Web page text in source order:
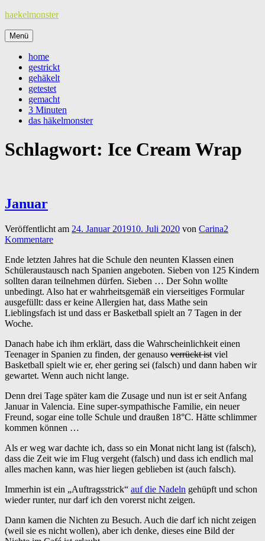
Zum
springen
haekelmonster
Menü
home
gestrickt
gehäkelt
getestet
gemacht
3 Minuten
das häkelmonster
Schlagwort: Ice Cream Wrap
Januar
Veröffentlicht am 24. Januar 201910. Juli 2020 von Carina2
Kommentare
Ende letzten Jahres hat die Schule den neunten Klassen einen
Schüleraustausch nach Spanien angeboten. Sieben von 125 Kindern
sollten daran teilnehmen dürfen. Sieben … Der Sohn wollte
unbedingt. Also hat er wahrheitsgemäß ein vierseitiges Formular
ausgefüllt: dass er keine Allergien hat, dass Mathe sein
Lieblingsfach ist und dass er Basketball spielt an 7 Tagen in der
Woche.
Danach habe ich ihm erklärt, dass die Wahrscheinlichkeit einen
Teenager in Spanien zu finden, der genauso verrückt ist viel
Basketball spielt wie er, eher gering sei (falsch) und dann haben wir
gewartet. Wenn auch nicht lange.
Denn drei Tage später kam die Zusage und nun ist er seit Anfang
Januar in Valencia. Eine super-sympathische Familie, ein neuer
Freund, sogar eine tolle Schule und draußen 18°C. Hätte schlimmer
kommen können …
Als er weg war dachte ich, dass so ein Monat nicht lang ist (falsch),
dass die Zeit wie im Flug vergeht (falsch) und dass ich endlich mal
alles machen kann, was hier liegen geblieben ist (auch falsch).
Immerhin ist ein „Auftragsstrick“ auf die Nadeln gehüpft und schon
wieder runter, nur darf ich den vorerst nicht zeigen.
Dann kamen die Nichten zu Besuch. Auch die darf ich nicht zeigen
(weil sie es nicht wollen), aber ich denke, dieses eine Bild der